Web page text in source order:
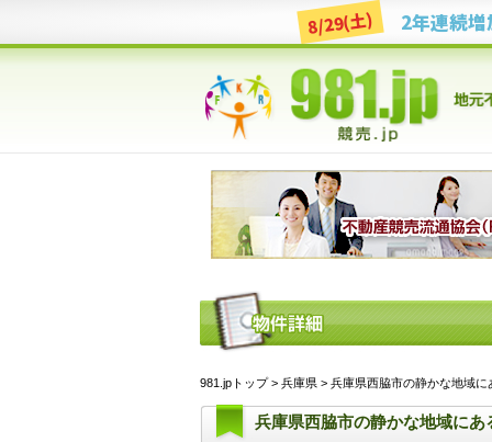
8/29(土)
981.jpトップ> 兵庫県 > 兵庫県西脇市の静かな地域
兵庫県西脇市の静かな地域にあ